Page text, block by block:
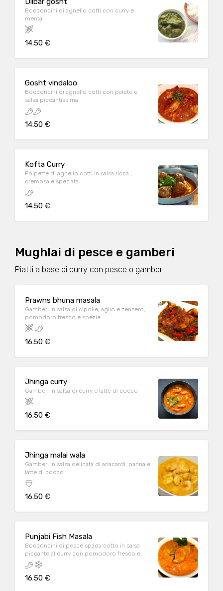
Bocconcini di agnello cotti con curry e
menta
14.50 €
Gosht vindaloo
Bocconcini di agnello cotti con patate e
salsa piccantissima
14.50 €
Kofta Curry
Polpette di agnello cotti in salsa ricca ,
cremosa e speziata
14.50 €
Mughlai di pesce e gamberi
Piatti a base di curry con pesce o gamberi
Prawns bhuna masala
Gamberi in salsa di cipolle, aglio e zenzero,
pomodoro fresco e spezie
16.50 €
Jhinga curry
Gamberi in salsa di curry e latte di cocco
16.50 €
Jhinga malai wala
Gamberi in salsa delicata di anacardi, panna e
latte di cocco
16.50 €
Punjabi Fish Masala
Bocconcini di pesce spada cotto in salsa
piccante al curry con pomodoro fresco e
spezie
16.50 €